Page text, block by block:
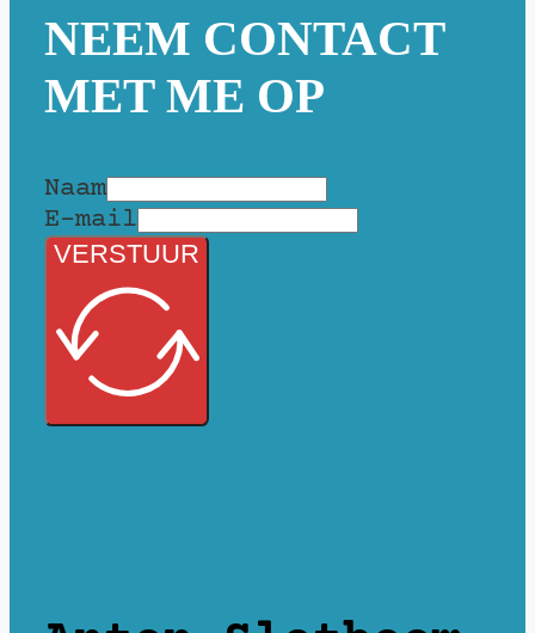
NEEM CONTACT
MET ME OP
Naam
E-mail
VERSTUUR